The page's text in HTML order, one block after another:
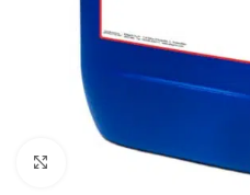
Klikkaa suurentaaksesi